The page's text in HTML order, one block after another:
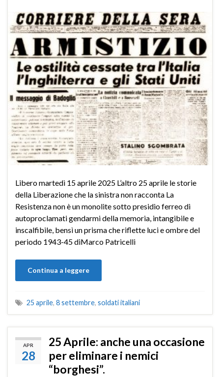
Libero martedì 15 aprile 2025 L’altro 25 aprile le storie
della Liberazione che la sinistra non racconta La
Resistenza non è un monolite sotto presidio ferreo di
autoproclamati gendarmi della memoria, intangibile e
inscalfibile, bensì un prisma che riflette luci e ombre del
periodo 1943-45 diMarco Patricelli
Continua a leggere
25 aprile, 8 settembre, soldati italiani
APR
28
25 Aprile: anche una occasione
per eliminare i nemici
“borghesi”.